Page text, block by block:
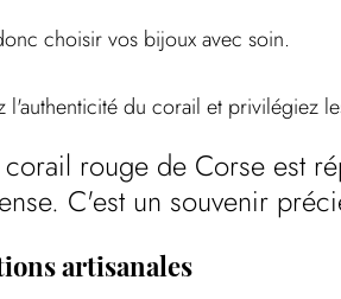
choisir vos bijoux avec soin.
l'authenticité du corail et privilégiez
corail rouge de Corse est
C'est un souvenir
artisanales